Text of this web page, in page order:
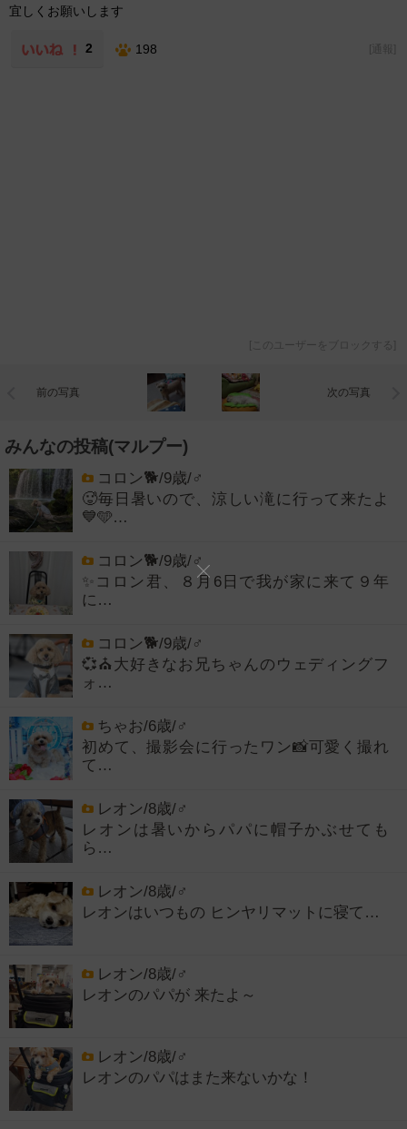
宜しくお願いします
2 198 [
[ このユーザーをブロックする
前の写真 次の写真
みんなの投稿(マルプー)
コロン🐕/9歳/♂
🥵毎日暑いので、涼しい滝に行って来たよ
💙🩵…
コロン🐕/9歳/♂
✨コロン君、８月6日で我が家に来て９年
に…
コロン🐕/9歳/♂
💞⛪大好きなお兄ちゃんのウェディングフ
ォ…
ちゃお/6歳/♂
初めて、撮影会に行ったワン📸可愛く撮れ
て…
レオン/8歳/♂
レオンは暑いからパパに帽子かぶせても
ら…
レオン/8歳/♂
レオンはいつもの ヒンヤリマットに寝て…
レオン/8歳/♂
レオンのパパが 来たよ～
レオン/8歳/♂
レオンのパパはまた来ないかな！